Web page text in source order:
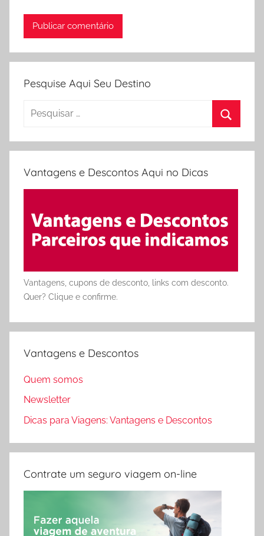
Pesquise Aqui Seu Destino
Pesquisar
Vantagens e Descontos Aqui no Dicas
Vantagens, cupons de desconto, links com desconto.
Quer? Clique e confirme.
Vantagens e Descontos
Quem somos
Newsletter
Dicas para Viagens: Vantagens e Descontos
Contrate um seguro viagem on-line